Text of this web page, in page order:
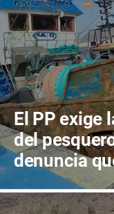
El PP exige
del
denuncia
municipio
Canarias"